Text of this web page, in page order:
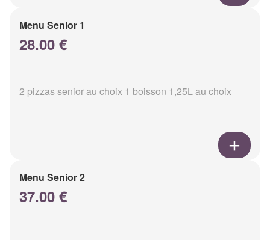
Menu Senior 1
28.00 €
2 pizzas senior au choix 1 boisson 1,25L au choix
Menu Senior 2
37.00 €